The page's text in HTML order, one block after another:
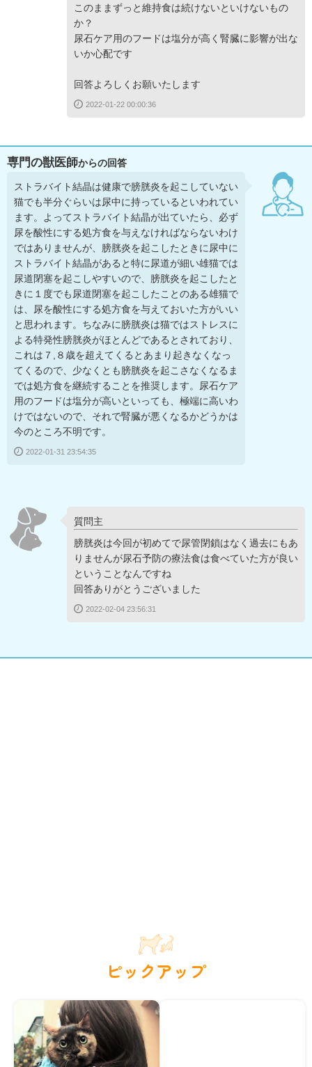
このままずっと維持食は続けないといけないもの
か？
尿石ケア用のフードは塩分が高く腎臓に影響が出な
いか心配です
回答よろしくお願いたします
2022-01-22 00:00:36
専門の獣医師からの回答
ストラバイト結晶は健康で膀胱炎を起こしていない
猫でも半分ぐらいは尿中に持っているといわれてい
ます。よってストラバイト結晶が出ていたら、必ず
尿を酸性にする処方食を与えなければならないわけ
ではありませんが、膀胱炎を起こしたときに尿中に
ストラバイト結晶があると特に尿道が細い雄猫では
尿道閉塞を起こしやすいので、膀胱炎を起こしたと
きに１度でも尿道閉塞を起こしたことのある雄猫で
は、尿を酸性にする処方食を与えておいた方がいい
と思われます。ちなみに膀胱炎は猫ではストレスに
よる特発性膀胱炎がほとんどであるとされており、
これは７,８歳を超えてくるとあまり起きなくなっ
てくるので、少なくとも膀胱炎を起こさなくなるま
では処方食を継続することを推奨します。尿石ケア
用のフードは塩分が高いといっても、極端に高いわ
けではないので、それで腎臓が悪くなるかどうかは
今のところ不明です。
2022-01-31 23:54:35
質問主
膀胱炎は今回が初めてで尿管閉鎖はなく過去にもあ
りませんが尿石予防の療法食は食べていた方が良い
ということなんですね
回答ありがとうございました
2022-02-04 23:56:31
ピックアップ